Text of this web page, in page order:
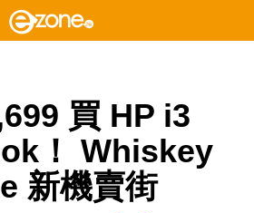
買 HP i3
！ Whiskey
新機賣街